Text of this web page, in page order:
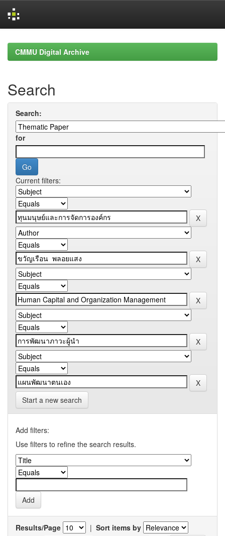
navigationCMMU Digital Archive
Search
Search:
for
Current filters:
Start a new search
Add filters:
Use filters to refine the search results.
Results/Page | Sort items by